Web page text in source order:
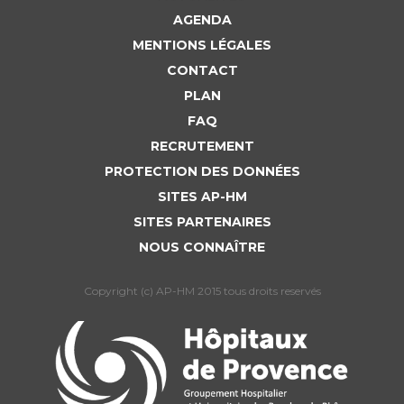
AGENDA
MENTIONS LÉGALES
CONTACT
PLAN
FAQ
RECRUTEMENT
PROTECTION DES DONNÉES
SITES AP-HM
SITES PARTENAIRES
NOUS CONNAÎTRE
Copyright (c) AP-HM 2015 tous droits reservés